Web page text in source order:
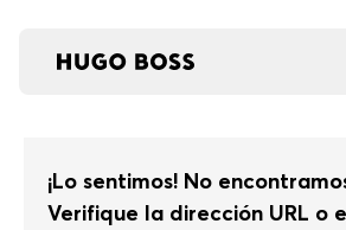
¡Lo sentimos! No
Verifique la dirección URL o
Asistente Virtual
en línea